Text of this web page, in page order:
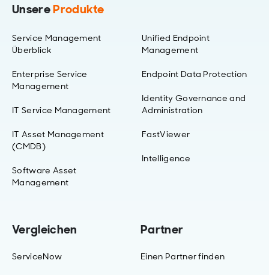
UnsereProdukte
Service Management
Überblick
Enterprise Service
Management
IT Service Management
IT Asset Management
(CMDB)
Software Asset
Management
Unified Endpoint
Management
Endpoint Data Protection
Identity Governance and
Administration
FastViewer
Intelligence
Vergleichen
ServiceNow
Partner
Einen Partner finden